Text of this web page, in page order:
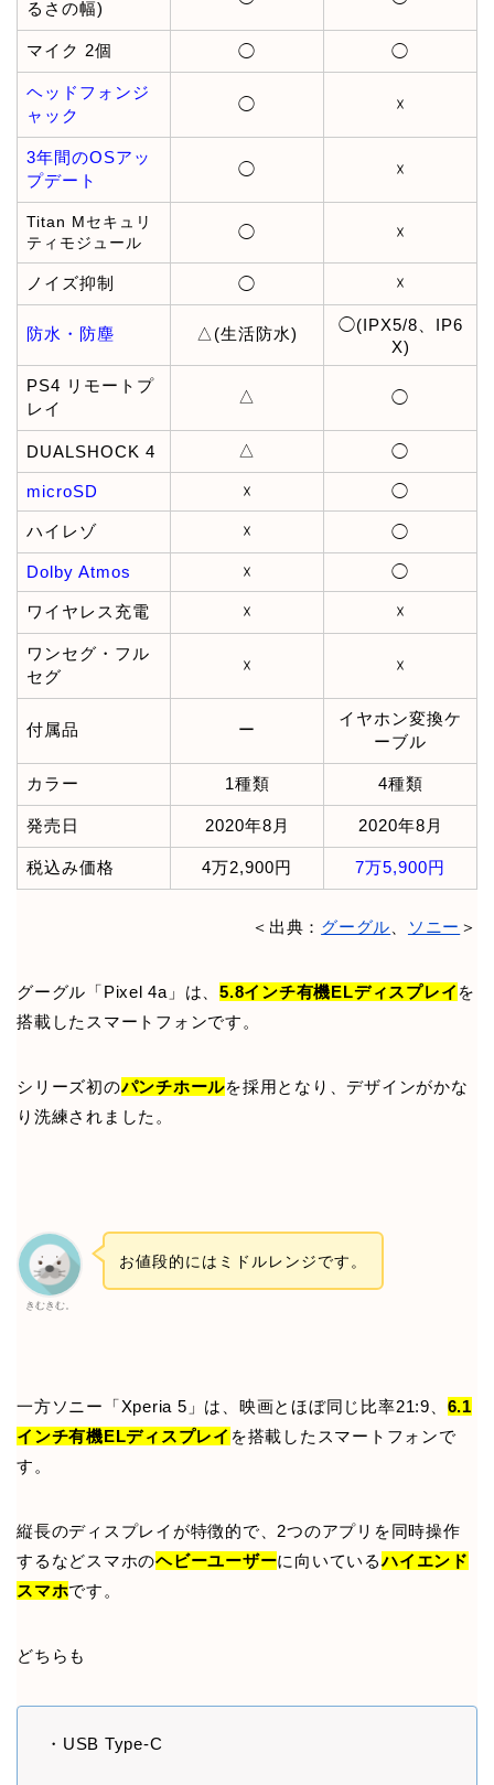
るさの幅)
マイク 2個 ◯ ◯
ヘッドフォンジ
ャック
◯ ☓
3年間のOSアッ
プデート
◯ ☓
Titan Mセキュリ
ティモジュール
◯ ☓
ノイズ抑制 ◯ ☓
防水・防塵 △(生活防水)
◯(IPX5/8、IP6
X)
PS4 リモートプ
レイ
△ ◯
DUALSHOCK 4 △ ◯
microSD ☓ ◯
ハイレゾ ☓ ◯
Dolby Atmos ☓ ◯
ワイヤレス充電 ☓ ☓
ワンセグ・フル
セグ
☓ ☓
付属品 ー
イヤホン変換ケ
ーブル
カラー 1種類 4種類
発売日 2020年8月 2020年8月
税込み価格 4万2,900円 7万5,900円
＜出典： グーグル ソニー ＞
グーグル「Pixel 4a」は、5.8インチ有機ELディスプレイ を
搭載したスマートフォンです。
シリーズ初のパンチホールを採用となり、デザインがかな
り洗練されました。
きむきむ。
お値段的にはミドルレンジです。
一方ソニー「Xperia 5」は、映画とほぼ同じ比率21:9、 6.1
インチ有機ELディスプレイ を搭載したスマートフォンで
す。
縦長のディスプレイが特徴的で、2つのアプリを同時操作
するなどスマホのヘビーユーザーに向いているハイエンド
スマホです。
どちらも
・USB Type-C